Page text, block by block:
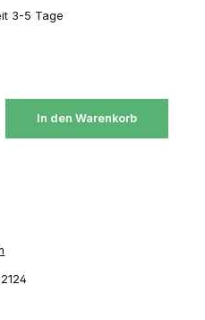
3-5 Tage
In den Warenkorb